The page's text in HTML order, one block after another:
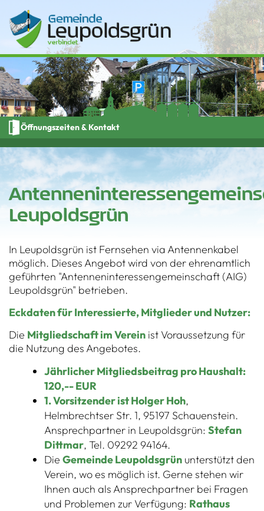
Öffnungszeiten & Kontakt
Leupoldsgrün
In Leupoldsgrün ist Fernsehen via Antennenkabel
möglich. Dieses Angebot wird von der ehrenamtlich
geführten "Antenneninteressengemeinschaft (AIG)
Leupoldsgrün" betrieben.
Eckdaten für Interessierte, Mitglieder und Nutzer:
Die Mitgliedschaft im Verein ist Voraussetzung für
die Nutzung des Angebotes.
Jährlicher Mitgliedsbeitrag pro Haushalt:
120,-- EUR
1. Vorsitzender ist Holger Hoh,
Helmbrechtser Str. 1, 95197 Schauenstein.
Ansprechpartner in Leupoldsgrün: Stefan
Dittmar, Tel. 09292 94164.
Die Gemeinde Leupoldsgrün unterstützt den
Verein, wo es möglich ist. Gerne stehen wir
Ihnen auch als Ansprechpartner bei Fragen
und Problemen zur Verfügung: Rathaus